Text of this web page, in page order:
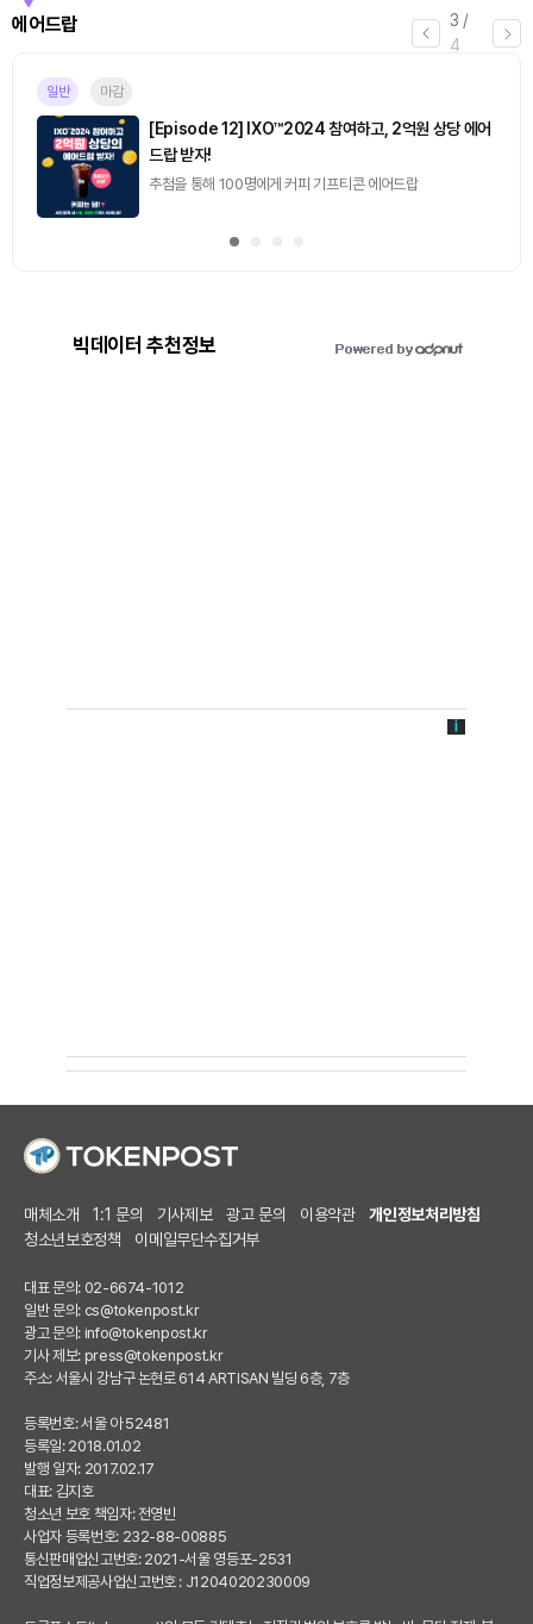
3 /
4
에어드랍
일반 마감
[Episode 12] IXO™2024 참여하고, 2억원 상당 에어
드랍 받자!
추첨을 통해 100명에게 커피 기프티콘 에어드랍
빅데이터 추천정보
매체소개 1:1 문의 기사제보 광고 문의 이용약관
개인정보처리방침
청소년보호정책
이메일무단수집거부
대표 문의: 02-6674-1012
일반 문의: cs@tokenpost.kr
광고 문의: info@tokenpost.kr
기사 제보: press@tokenpost.kr
주소: 서울시 강남구 논현로 614 ARTISAN 빌딩 6층, 7층
등록번호: 서울 아 52481
등록일: 2018.01.02
발행 일자: 2017.02.17
대표: 김지호
청소년 보호 책임자: 전영빈
사업자 등록번호: 232-88-00885
통신판매업신고번호: 2021-서울 영등포-2531
직업정보제공사업신고번호 : J1204020230009